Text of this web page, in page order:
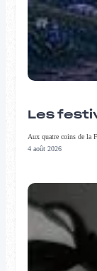
Les
Aux quatre coins de la
4 août 2026